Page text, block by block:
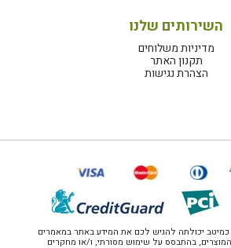
השירותים שלנו
מדיניות משלוחים
תקנון האתר
הצהרת נגישות
יכולתה להגיש לכם את המידע באתר במאמרים
המוצרים, בהתבסס על שימוש מסורתי, ו/או מחקרים